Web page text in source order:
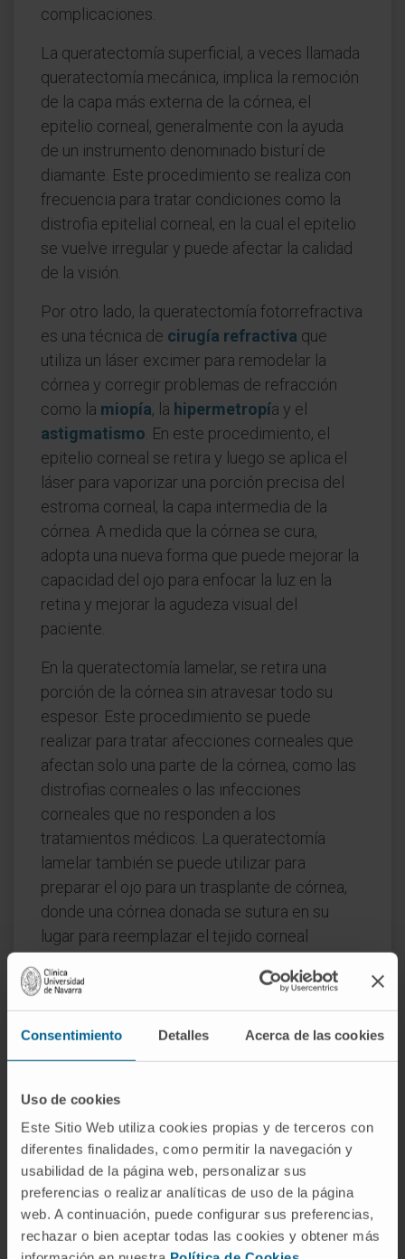
Consentimiento Detalles Acerca de las cookies
Uso de cookies
Este Sitio Web utiliza cookies propias y de terceros con
diferentes finalidades, como permitir la navegación y
usabilidad de la página web, personalizar sus
preferencias o realizar analíticas de uso de la página
web. A continuación, puede configurar sus preferencias,
rechazar o bien aceptar todas las cookies y obtener más
complicaciones.
La queratectomía superficial, a veces llamada
queratectomía mecánica, implica la remoción
de la capa más externa de la córnea, el
epitelio corneal, generalmente con la ayuda
de un instrumento denominado bisturí de
diamante. Este procedimiento se realiza con
frecuencia para tratar condiciones como la
distrofia epitelial corneal, en la cual el epitelio
se vuelve irregular y puede afectar la calidad
de la visión.
Por otro lado, la queratectomía fotorrefractiva
es una técnica de cirugía refractiva que
utiliza un láser excimer para remodelar la
córnea y corregir problemas de refracción
como la miopía, la hipermetropía y el
astigmatismo . En este procedimiento, el
epitelio corneal se retira y luego se aplica el
láser para vaporizar una porción precisa del
estroma corneal, la capa intermedia de la
córnea. A medida que la córnea se cura,
adopta una nueva forma que puede mejorar la
capacidad del ojo para enfocar la luz en la
retina y mejorar la agudeza visual del
paciente.
En la queratectomía lamelar, se retira una
porción de la córnea sin atravesar todo su
espesor. Este procedimiento se puede
realizar para tratar afecciones corneales que
afectan solo una parte de la córnea, como las
distrofias corneales o las infecciones
corneales que no responden a los
tratamientos médicos. La queratectomía
lamelar también se puede utilizar para
preparar el ojo para un trasplante de córnea,
donde una córnea donada se sutura en su
lugar para reemplazar el tejido corneal
Cada modalidad de queratectomía tiene su
cicatrización corneal y la visión borrosa
postoperatoria. Además, algunos pacientes
pueden experimentar una sensación de
cuerpo extraño en el ojo, sequedad ocular o
sensibilidad a la luz después de la cirugía. Por
lo tanto, es importante que los pacientes
discutan estos riesgos con su oftalmólogo